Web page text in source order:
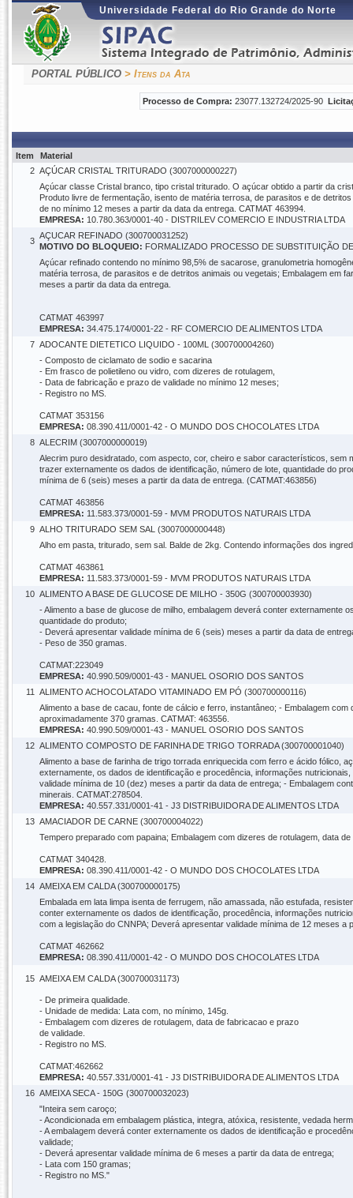
Universidade Federal do Rio Grande do Norte
PORTAL PÚBLICO > Itens da Ata
Processo de Compra: 23077.132724/2025-90
Item
Material
2 AÇÚCAR CRISTAL TRITURADO (3007000000227)
Açúcar classe Cristal branco, tipo cristal triturado. O açúcar obtido a partir da
Produto livre de fermentação, isento de matéria terrosa, de parasitos e de
de no mínimo 12 meses a partir da data da entrega. CATMAT 463994.
EMPRESA: 10.780.363/0001-40 - DISTRILEV COMERCIO E INDUSTRIA LTDA
3
AÇUCAR REFINADO (300700031252)
MOTIVO DO BLOQUEIO: FORMALIZADO PROCESSO DE SUBSTITUIÇÃO
Açúcar refinado contendo no mínimo 98,5% de sacarose, granulometria
matéria terrosa, de parasitos e de detritos animais ou vegetais; Embalagem em
meses a partir da data da entrega.
CATMAT 463997
EMPRESA: 34.475.174/0001-22 - RF COMERCIO DE ALIMENTOS LTDA
7 ADOCANTE DIETETICO LIQUIDO - 100ML (300700004260)
- Composto de ciclamato de sodio e sacarina
- Em frasco de polietileno ou vidro, com dizeres de rotulagem,
- Data de fabricação e prazo de validade no mínimo 12 meses;
- Registro no MS.
CATMAT 353156
EMPRESA: 08.390.411/0001-42 - O MUNDO DOS CHOCOLATES LTDA
8 ALECRIM (3007000000019)
Alecrim puro desidratado, com aspecto, cor, cheiro e sabor característicos, sem
trazer externamente os dados de identificação, número de lote, quantidade do
mínima de 6 (seis) meses a partir da data de entrega. (CATMAT:463856)
CATMAT 463856
EMPRESA: 11.583.373/0001-59 - MVM PRODUTOS NATURAIS LTDA
9 ALHO TRITURADO SEM SAL (3007000000448)
Alho em pasta, triturado, sem sal. Balde de 2kg. Contendo informações dos
CATMAT 463861
EMPRESA: 11.583.373/0001-59 - MVM PRODUTOS NATURAIS LTDA
10 ALIMENTO A BASE DE GLUCOSE DE MILHO - 350G (300700003930)
- Alimento a base de glucose de milho, embalagem deverá conter externamente
quantidade do produto;
-­ Deverá apresentar validade mínima de 6 (seis) meses a partir da data de
-­ Peso de 350 gramas.
CATMAT:223049
EMPRESA: 40.990.509/0001-43 - MANUEL OSORIO DOS SANTOS
11
ALIMENTO ACHOCOLATADO VITAMINADO EM PÓ (300700000116)
Alimento a base de cacau, fonte de cálcio e ferro, instantâneo; - Embalagem
aproximadamente 370 gramas. CATMAT: 463556.
EMPRESA: 40.990.509/0001-43 - MANUEL OSORIO DOS SANTOS
12 ALIMENTO COMPOSTO DE FARINHA DE TRIGO TORRADA (300700001040)
Alimento a base de farinha de trigo torrada enriquecida com ferro e ácido fólico,
externamente, os dados de identificação e procedência, informações
validade mínima de 10 (dez) meses a partir da data de entrega; - Embalagem
minerais. CATMAT:278504.
EMPRESA: 40.557.331/0001-41 - J3 DISTRIBUIDORA DE ALIMENTOS LTDA
13 AMACIADOR DE CARNE (300700004022)
Tempero preparado com papaina; Embalagem com dizeres de rotulagem, data
CATMAT 340428.
EMPRESA: 08.390.411/0001-42 - O MUNDO DOS CHOCOLATES LTDA
14 AMEIXA EM CALDA (300700000175)
Embalada em lata limpa isenta de ferrugem, não amassada, não estufada,
conter externamente os dados de identificação, procedência, informações
com a legislação do CNNPA; Deverá apresentar validade mínima de 12 meses a
CATMAT 462662
EMPRESA: 08.390.411/0001-42 - O MUNDO DOS CHOCOLATES LTDA
15 AMEIXA EM CALDA (300700031173)
- De primeira qualidade.
- Unidade de medida: Lata com, no mínimo, 145g.
- Embalagem com dizeres de rotulagem, data de fabricacao e prazo
de validade.
- Registro no MS.
CATMAT:462662
EMPRESA: 40.557.331/0001-41 - J3 DISTRIBUIDORA DE ALIMENTOS LTDA
16 AMEIXA SECA - 150G (300700032023)
"Inteira sem caroço;
- Acondicionada em embalagem plástica, integra, atóxica, resistente, vedada
- A embalagem deverá conter externamente os dados de identificação e
validade;
- Deverá apresentar validade mínima de 6 meses a partir da data de entrega;
- Lata com 150 gramas;
- Registro no MS."